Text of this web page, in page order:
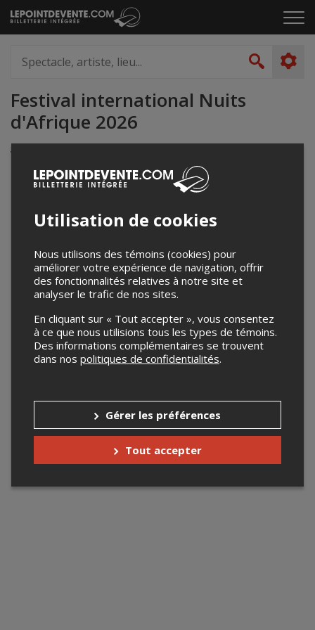
Passer
au
le
artiste,
lieu...
Festival international Nuits
d'Afrique 2026
Votre recherche n'a retourné aucun
résultat.
Utilisation de cookies
Nous utilisons des témoins (cookies) pour
améliorer votre expérience de navigation, offrir
des fonctionnalités relatives à notre site et
analyser le trafic de nos sites.
En cliquant sur « Tout accepter », vous consentez
à ce que nous utilisions tous les types de témoins.
Des informations complémentaires se trouvent
dans nos politiques de confidentialités.
Gérer les préférences
Tout accepter